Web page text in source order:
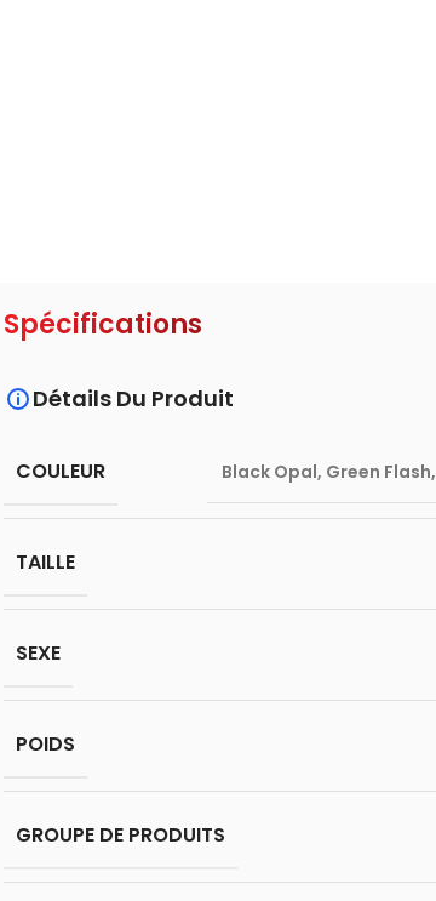
Spécifications
Détails Du Produit
COULEUR Black Opal, Green Flash,
TAILLE
SEXE
POIDS
GROUPE DE PRODUITS